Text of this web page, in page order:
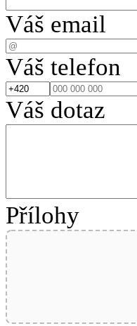
Váš email
Váš telefon
Váš dotaz
Přílohy